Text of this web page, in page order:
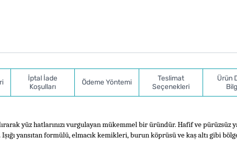
İptal İade
Koşulları
Ödeme Yöntemi
Teslimat
Seçenekleri
Ürün
yüz hatlarınızı vurgulayan mükemmel bir üründür. Hafif ve pürüzsüz
yansıtan formülü, elmacık kemikleri, burun köprüsü ve kaş altı gibi